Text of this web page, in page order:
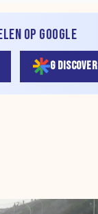
OP GOOGLE
G DISCOVER